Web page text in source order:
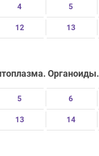
4 5
12 13
Органоиды.
5 6
13 14